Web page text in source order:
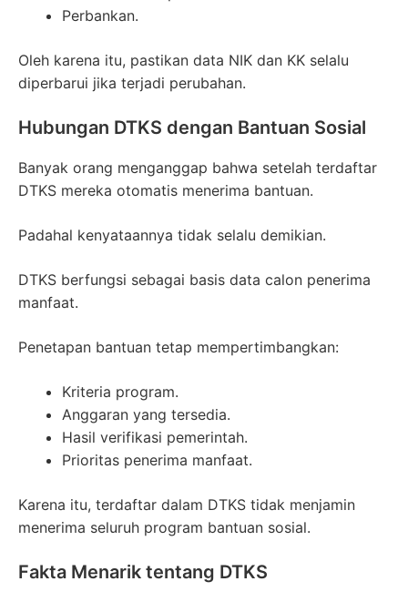
Perbankan.
Oleh karena itu, pastikan data NIK dan KK selalu
diperbarui jika terjadi perubahan.
Hubungan DTKS dengan Bantuan Sosial
Banyak orang menganggap bahwa setelah terdaftar
DTKS mereka otomatis menerima bantuan.
Padahal kenyataannya tidak selalu demikian.
DTKS berfungsi sebagai basis data calon penerima
manfaat.
Penetapan bantuan tetap mempertimbangkan:
Kriteria program.
Anggaran yang tersedia.
Hasil verifikasi pemerintah.
Prioritas penerima manfaat.
Karena itu, terdaftar dalam DTKS tidak menjamin
menerima seluruh program bantuan sosial.
Fakta Menarik tentang DTKS